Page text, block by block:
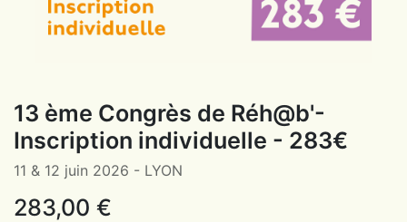
13 ème Congrès de Réh@b'-
Inscription individuelle - 283€
11 & 12 juin 2026 - LYON
283,00 €